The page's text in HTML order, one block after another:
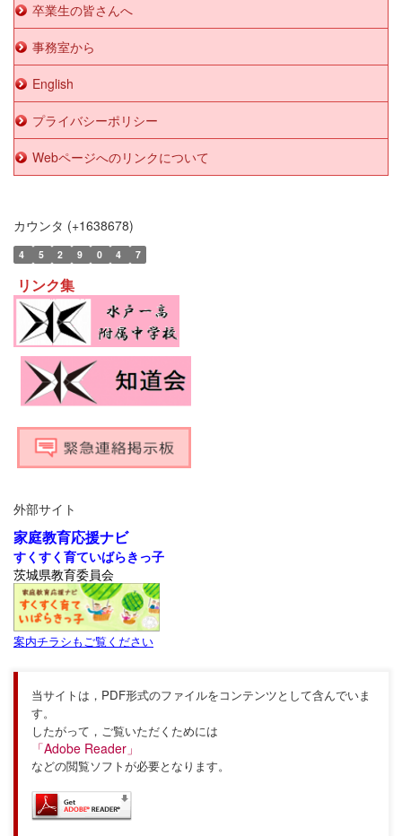
卒業生の皆さんへ
事務室から
English
プライバシーポリシー
Webページへのリンクについて
カウンタ (+1638678)
4 5 2 9 0 4 7
リンク集
外部サイト
家庭教育応援ナビ
すくすく育ていばらきっ子
茨城県教育委員会
案内チラシもご覧ください
当サイトは，PDF形式のファイルをコンテンツとして含んでいま
す。
したがって，ご覧いただくためには
「Adobe Reader」
などの閲覧ソフトが必要となります。